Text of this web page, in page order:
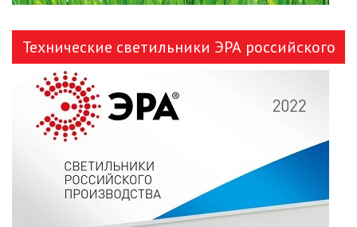
НАСТОЛЬНЫЕ СВЕТИЛЬНИКИ
НИЗКОВОЛЬТНОЕ
НОВОГОДНЕЕ ОСВЕЩЕНИЕ
ОТВЕРТКИ
ПАЯЛЬНОЕ ОБОРУДОВАНИЕ
Технические светильники ЭРА российского